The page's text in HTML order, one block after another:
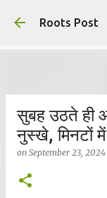
Roots Post
सुबह उठते ही
नुस्खे, मिनटों
on September 23, 2024